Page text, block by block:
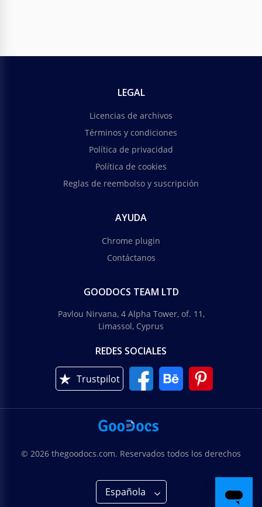
LEGAL
Licencias de archivos
Términos y condiciones
Política de privacidad
Política de cookies
Reglas de reembolso y suscripción
AYUDA
Chrome plugin
Contáctanos
GOODOCS TEAM LTD
Pavlou Nirvana, 4 Alpha Tower, of. 11,
Limassol, Cyprus
REDES SOCIALES
Trustpilot
© 2026 thegoodocs.com. Reservados todos los derechos
Española